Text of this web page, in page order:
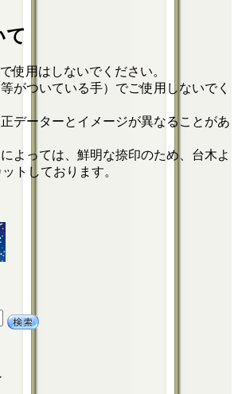
て
使用はしないでください。
がついている手）でご使用しないでく
データーとイメージが異なることがあ
よっては、鮮明な捺印のため、台木よ
トしております。